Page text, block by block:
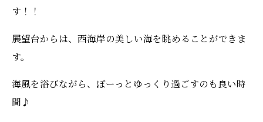
す！！
展望台からは、西海岸の美しい海を眺めることができま
す。
海風を浴びながら、ぼーっとゆっくり過ごすのも良い時
間♪